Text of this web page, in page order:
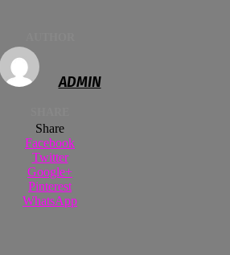
ADMIN
Share
Facebook
Twitter
Google+
Pinterest
WhatsApp